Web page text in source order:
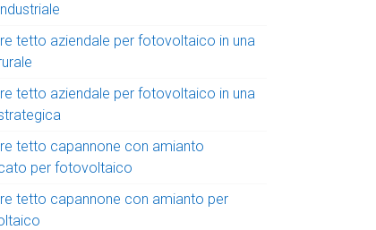
tetto aziendale per fotovoltaico in una
tetto aziendale per fotovoltaico in una
tetto capannone con amianto
per fotovoltaico
tetto capannone con amianto per